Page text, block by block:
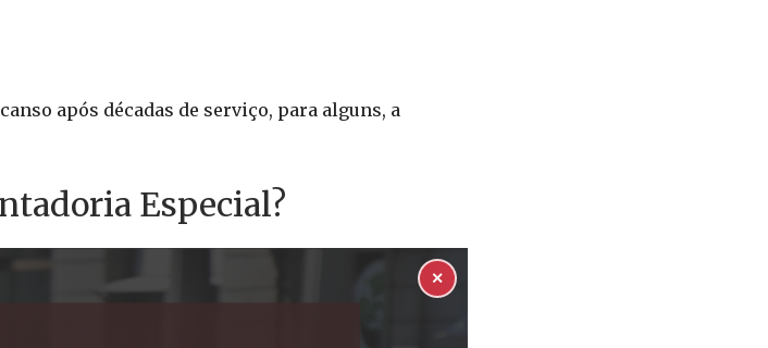
após décadas de serviço, para alguns, a
Especial?
✕